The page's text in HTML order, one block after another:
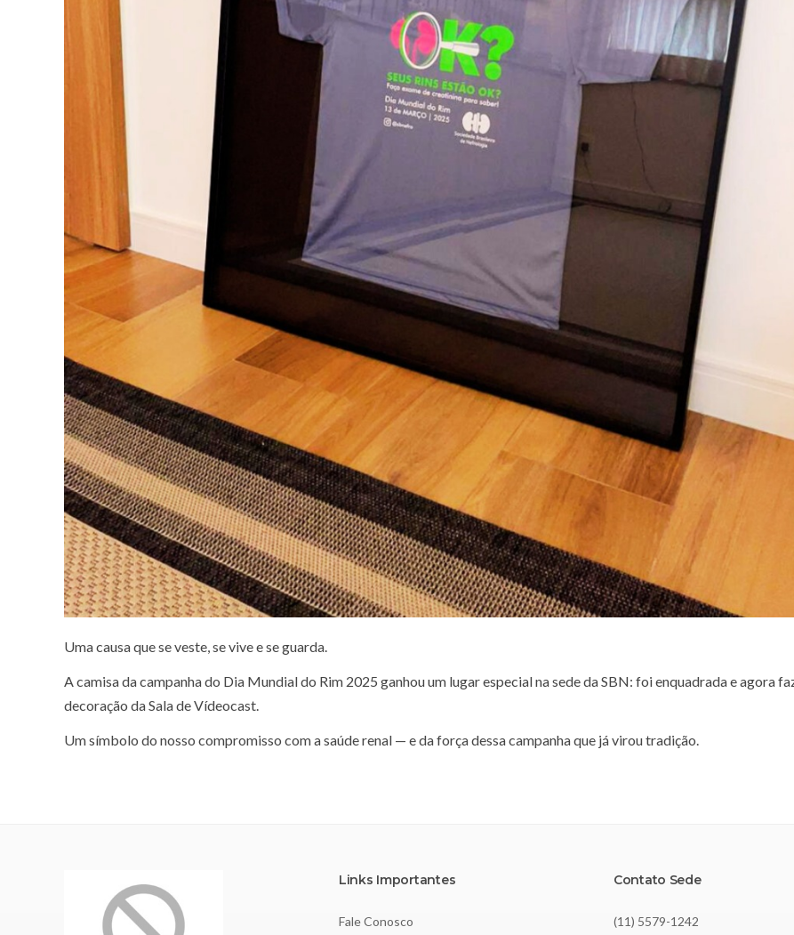
Uma causa que se veste, se vive e se guarda.
A camisa da campanha do Dia Mundial do Rim 2025 ganhou um lugar especial na sede da SBN: foi enquadrada e agora
decoração da Sala de Vídeocast.
Um símbolo do nosso compromisso com a saúde renal — e da força dessa campanha que já virou tradição.
Links Importantes
Fale Conosco
Contato Sede
(11) 5579-1242